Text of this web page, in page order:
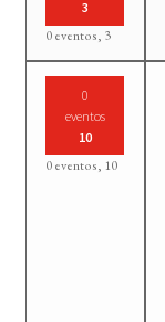
3
0 eventos, 3
0
eventos
10
0 eventos, 10